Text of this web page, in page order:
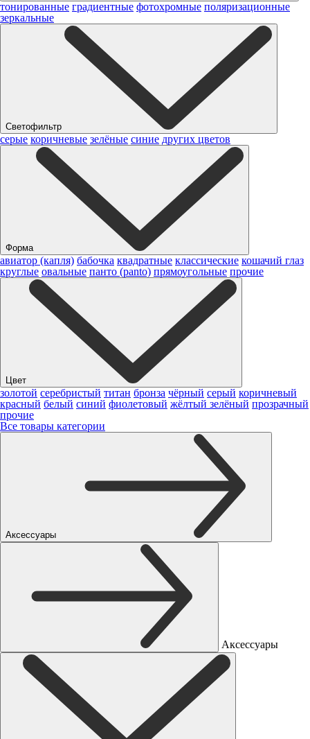
тонированные градиентные фотохромные поляризационные
зеркальные
Светофильтр
серые коричневые зелёные синие других цветов
Форма
авиатор (капля) бабочка квадратные классические кошачий глаз
круглые овальные панто (panto) прямоугольные прочие
Цвет
золотой серебристый титан бронза чёрный серый коричневый
красный белый синий фиолетовый жёлтый зелёный прозрачный
прочие
Все товары категории
Аксессуары
Аксессуары